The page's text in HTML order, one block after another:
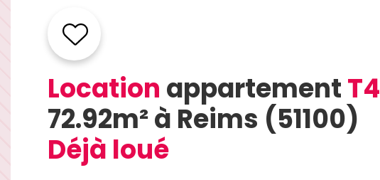
Location appartementT4
72.92m² à Reims (51100)
Déjà loué